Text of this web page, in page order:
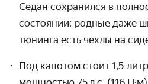
Седан сохранился в
состоянии: родные даже
тюнинга есть чехлы на
Под капотом стоит 1,5-